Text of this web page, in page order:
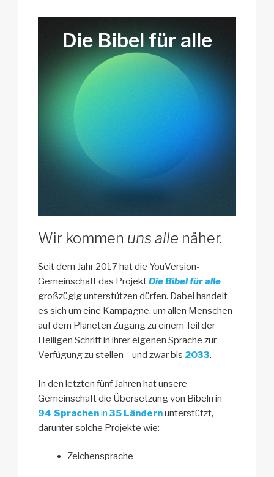
Die Bibelfüralle
Wir kommen uns alle näher.
Seit dem Jahr 2017 hat die YouVersion-
Gemeinschaft das ProjektDie Bibel für alle
großzügig unterstützen dürfen. Dabei handelt
es sich um eine Kampagne, um allen Menschen
auf dem Planeten Zugang zu einem Teil der
Heiligen Schrift in ihrer eigenen Sprache zur
Verfügung zu stellen – und zwar bis 2033.
In den letzten fünf Jahren hat unsere
Gemeinschaft die Übersetzung von Bibeln in
94 Sprachenin 35 Ländernunterstützt,
darunter solche Projekte wie:
Zeichensprache